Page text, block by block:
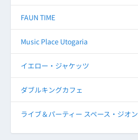
FAUN TIME
Music Place Utogaria
イエロー・ジャケッツ
ダブルキングカフェ
ライブ＆パーティー スペース・ジオン